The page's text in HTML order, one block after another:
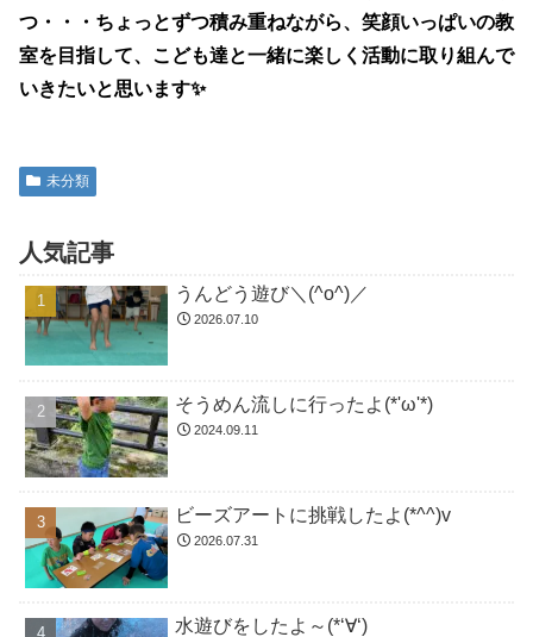
つ・・・ちょっとずつ積み重ねながら、笑顔いっぱいの教
室を目指して、こども達と一緒に楽しく活動に取り組んで
いきたいと思います✨
未分類
人気記事
うんどう遊び＼(^o^)／
2026.07.10
そうめん流しに行ったよ(*'ω'*)
2024.09.11
ビーズアートに挑戦したよ(*^^)v
2026.07.31
水遊びをしたよ～(*‘∀‘)